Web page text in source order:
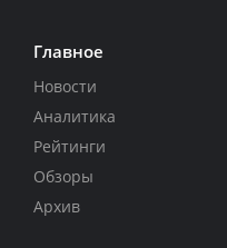
Главное
Новости
Аналитика
Рейтинги
Обзоры
Архив